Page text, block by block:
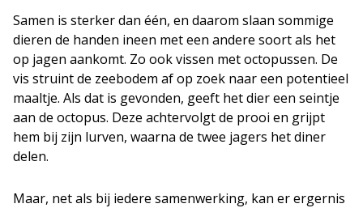
Samen is sterker dan één, en daarom slaan sommige
dieren de handen ineen met een andere soort als het
op jagen aankomt. Zo ook vissen met octopussen. De
vis struint de zeebodem af op zoek naar een potentieel
maaltje. Als dat is gevonden, geeft het dier een seintje
aan de octopus. Deze achtervolgt de prooi en grijpt
hem bij zijn lurven, waarna de twee jagers het diner
delen.
Maar, net als bij iedere samenwerking, kan er ergernis